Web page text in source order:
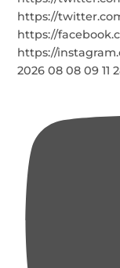
2026 08 08 09 11